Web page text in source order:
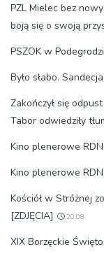
PZL Mielec bez
boją się o swoją
PSZOK w
Było słabo.
Zakończył się
Tabor odwiedziły
Kino plenerowe
Kino plenerowe
Kościół w Stróżnej
[ZDJĘCIA]
20:08
XIX Borzęckie